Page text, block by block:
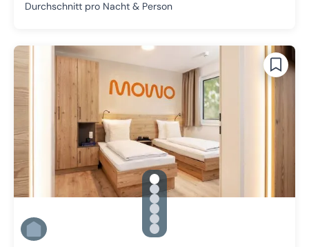
Durchschnitt pro Nacht & Person
gallery.slide_selector
Zu Slide 1 wechseln
Zu Slide 2 wechseln
Zu Slide 3 wechseln
Zu Slide 4 wechseln
Zu Slide 5 wechseln
Zu Slide 6 wechseln